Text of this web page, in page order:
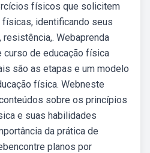
físicos que solicitem
identificando seus
Webaprenda
curso de educação física
são as etapas e um modelo
física. Webneste
sobre os princípios
e suas habilidades
da prática de
planos por